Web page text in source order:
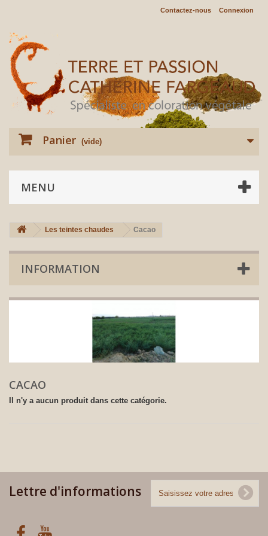
Connexion
Contactez-nous
Panier (vide)
MENU
Les teintes chaudes Cacao
INFORMATION
CACAO
Il n'y a aucun produit dans cette catégorie.
Lettre d'informations